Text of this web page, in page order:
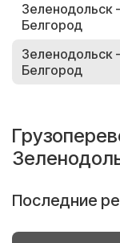
Зеленодольск -
Белгород
Зеленодольск -
Белгород
Последние